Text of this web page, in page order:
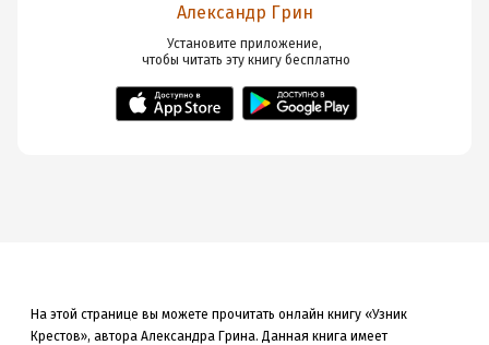
Александр Грин
Установите приложение,
чтобы читать эту книгу бесплатно
На этой странице вы можете прочитать онлайн книгу «Узник
Крестов», автора Александра Грина. Данная книга имеет